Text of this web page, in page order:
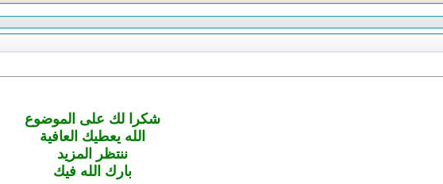
شكرا لك على الموضوع
الله يعطيك العافية
ننتظر المزيد
بارك الله فيك